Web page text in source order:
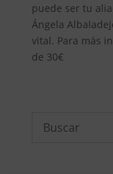
puede ser tu
Ángela
vital. Para más
de 30€